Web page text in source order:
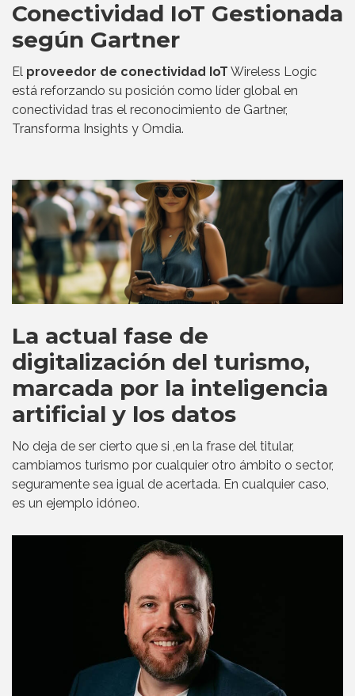
Conectividad IoT Gestionada
según Gartner
El proveedor de conectividad IoT Wireless Logic
está reforzando su posición como líder global en
conectividad tras el reconocimiento de Gartner,
Transforma Insights y Omdia.
La actual fase de
digitalización del turismo,
marcada por la inteligencia
artificial y los datos
No deja de ser cierto que si ,en la frase del titular,
cambiamos turismo por cualquier otro ámbito o sector,
seguramente sea igual de acertada. En cualquier caso,
es un ejemplo idóneo.